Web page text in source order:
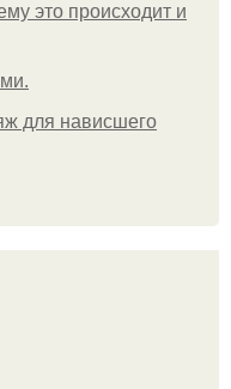
это происходит и
для нависшего